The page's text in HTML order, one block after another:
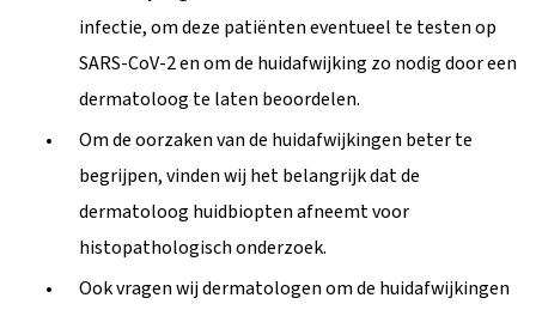
infectie, om deze patiënten eventueel te testen op
SARS-CoV-2 en om de huidafwijking zo nodig door een
dermatoloog te laten beoordelen.
Om de oorzaken van de huidafwijkingen beter te
begrijpen, vinden wij het belangrijk dat de
dermatoloog huidbiopten afneemt voor
histopathologisch onderzoek.
Ook vragen wij dermatologen om de huidafwijkingen